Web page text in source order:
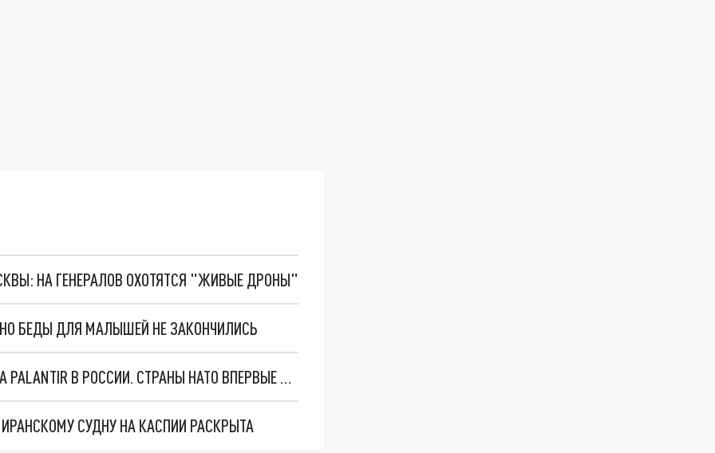
НА ГЕНЕРАЛОВ ОХОТЯТСЯ "ЖИВЫЕ ДРОНЫ"
БЕДЫ ДЛЯ МАЛЫШЕЙ НЕ ЗАКОНЧИЛИСЬ
"ОЧЕНЬ ПЛОХИЕ НОВОСТИ": БОЛЬШАЯ ОШИБКА PALANTIR В РОССИИ. СТРАНЫ НАТО ВПЕРВЫЕ ЗА СВО ОСТАНОВИЛИ ПОСТАВКИ ОРУЖИЯ. ВСУ ТЕРЯЮТ ПРИГРАНИЧЬЕ?
СУДНУ НА КАСПИИ РАСКРЫТА